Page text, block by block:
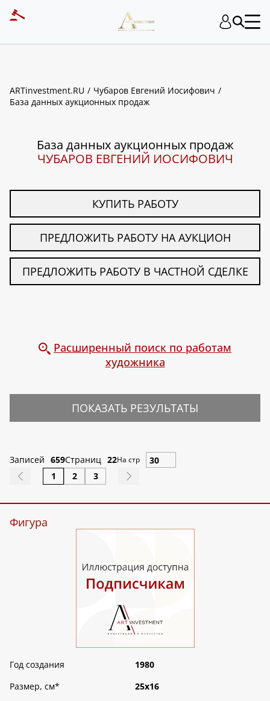
ARTinvestment.RU
Чубаров Евгений Иосифович
База данных аукционных продаж
База данных аукционных продаж
ЧУБАРОВ ЕВГЕНИЙ ИОСИФОВИЧ
КУПИТЬ РАБОТУ
ПРЕДЛОЖИТЬ РАБОТУ НА АУКЦИОН
ПРЕДЛОЖИТЬ РАБОТУ В ЧАСТНОЙ СДЕЛКЕ
Расширенный поиск по работам
художника
ПОКАЗАТЬ РЕЗУЛЬТАТЫ
Записей 659Страниц 22На стр
1 2 3
Фигура
Год создания
1980
Размер, см*
25х16